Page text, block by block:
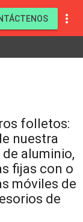

folletos:
nuestra
aluminio,
fijas con o
móviles de
de